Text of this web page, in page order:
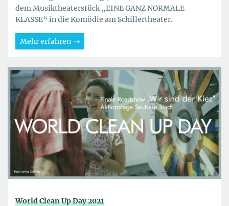
dem Musiktheaterstück „EINE GANZ NORMALE
KLASSE“ in die Komödie am Schillertheater.
Mehr erfahren
World Clean Up Day 2021